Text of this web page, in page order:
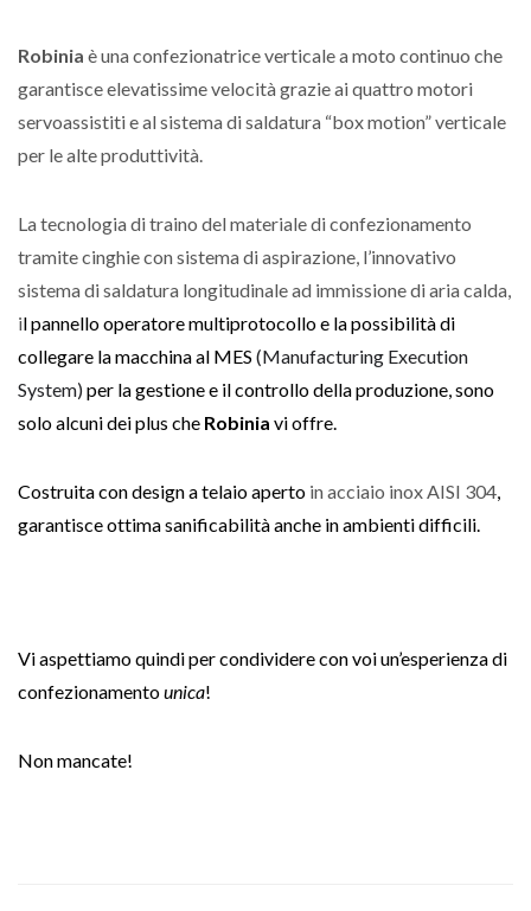
Robinia è una confezionatrice verticale a moto continuo che
garantisce elevatissime velocità grazie ai quattro motori
servoassistiti e al sistema di saldatura “box motion” verticale
per le alte produttività.
La tecnologia di traino del materiale di confezionamento
tramite cinghie con sistema di aspirazione, l’innovativo
sistema di saldatura longitudinale ad immissione di aria calda,
il pannello operatore multiprotocollo e la possibilità di
collegare la macchina al MES (Manufacturing Execution
System)per la gestione e il controllo della produzione, sono
solo alcuni dei plus che Robinia vi offre.
Costruita con design a telaio aperto in acciaio inox AISI 304,
garantisce ottima sanificabilità anche in ambienti difficili.
Vi aspettiamo quindi per condividere con voi un’esperienza di
confezionamentounica!
Non mancate!